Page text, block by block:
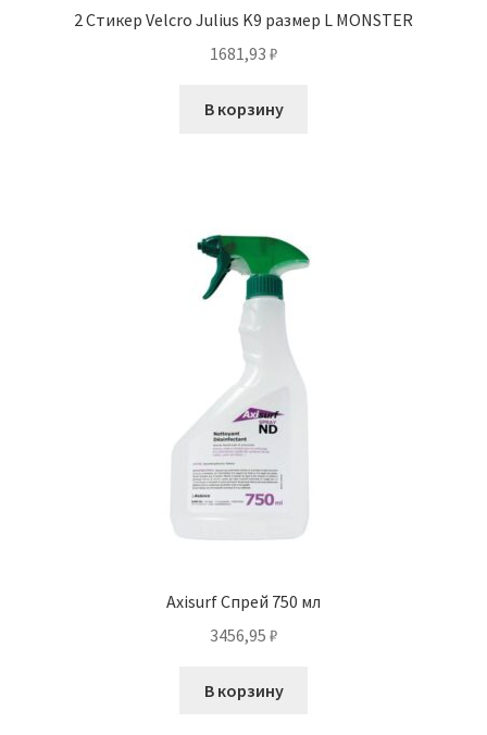
2 Стикер Velcro Julius K9 размер L MONSTER
1681,93 ₽
В корзину
Axisurf Спрей 750 мл
3456,95 ₽
В корзину